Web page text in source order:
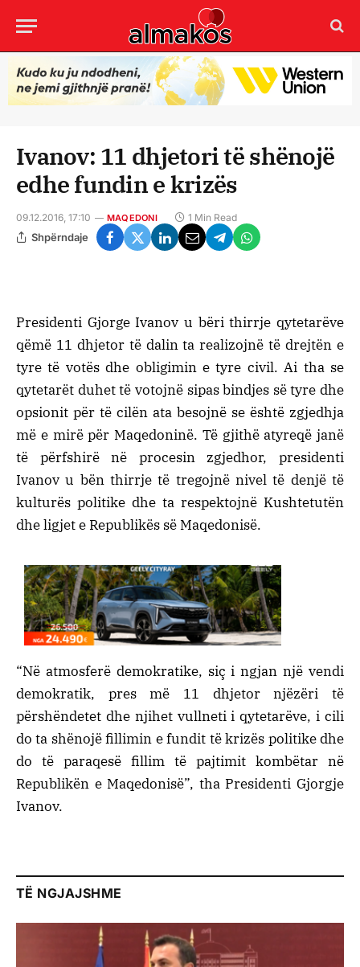
Ivanov: 11 dhjetori të shënojë
edhe fundin e krizës
09.12.2016, 17:10 MAQEDONI 1 Min Read
Shpërndaje
Presidenti Gjorge Ivanov u bëri thirrje qytetarëve
qëmë 11 dhjetor të dalin ta realizojnë të drejtën e
tyre të votës dhe obligimin e tyre civil. Ai tha se
qytetarët duhet të votojnë sipas bindjes së tyre dhe
opsionit për të cilën ata besojnë se është zgjedhja
më e mirë për Maqedoninë. Të gjithë atyreqë janë
të përfshirë në procesin zgjedhor, presidenti
Ivanov u bën thirrje të tregojnë nivel të denjë të
kulturës politike dhe ta respektojnë Kushtetutën
dhe ligjet e Republikës së Maqedonisë.
“Në atmosferë demokratike, siç i ngjan një vendi
demokratik, pres më 11 dhjetor njëzëri të
përshëndetet dhe njihet vullneti i qytetarëve, i cili
do ta shënojë fillimin e fundit të krizës politike dhe
do të paraqesë fillim të pajtimit kombëtar në
Republikën e Maqedonisë”, tha Presidenti Gjorgje
Ivanov.
TË NGJAJSHME